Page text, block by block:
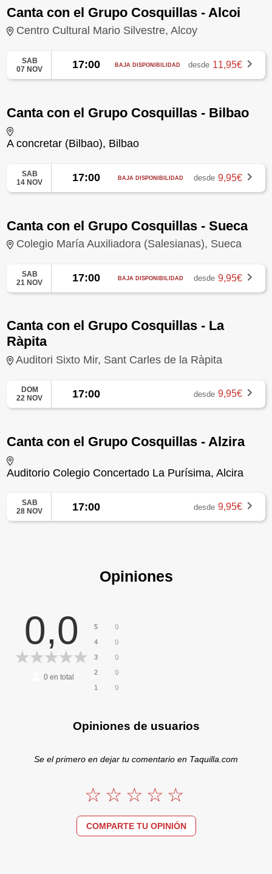
Canta con el Grupo Cosquillas - Alcoi
Centro Cultural Mario Silvestre, Alcoy
SAB
07 NOV
17:00 BAJA DISPONIBILIDAD desde 11,95€
Canta con el Grupo Cosquillas - Bilbao
A concretar (Bilbao), Bilbao
SAB
14 NOV
17:00 BAJA DISPONIBILIDAD desde 9,95€
Canta con el Grupo Cosquillas - Sueca
Colegio María Auxiliadora (Salesianas), Sueca
SAB
21 NOV
17:00 BAJA DISPONIBILIDAD desde 9,95€
Canta con el Grupo Cosquillas - La
Ràpita
Auditori Sixto Mir, Sant Carles de la Ràpita
DOM
22 NOV
17:00 desde 9,95€
Canta con el Grupo Cosquillas - Alzira
Auditorio Colegio Concertado La Purísima, Alcira
SAB
28 NOV
17:00 desde 9,95€
Opiniones
0,0
0en total
5 0
4 0
3 0
2 0
1 0
Opiniones de usuarios
Se el primero en dejar tu comentario en Taquilla.com
COMPARTE TU OPINIÓN